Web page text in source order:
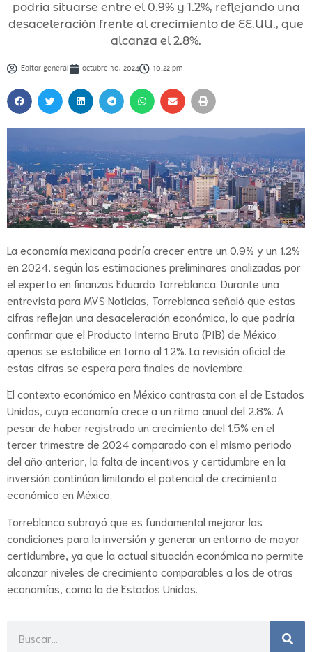
podría situarse entre el 0.9% y 1.2%, reflejando una
desaceleración frente al crecimiento de EE.UU., que
alcanza el 2.8%.
Editor general octubre 30, 2024 10:22 pm
La economía mexicana podría crecer entre un 0.9% y un 1.2%
en 2024, según las estimaciones preliminares analizadas por
el experto en finanzas Eduardo Torreblanca. Durante una
entrevista para MVS Noticias, Torreblanca señaló que estas
cifras reflejan una desaceleración económica, lo que podría
confirmar que el Producto Interno Bruto (PIB) de México
apenas se estabilice en torno al 1.2%. La revisión oficial de
estas cifras se espera para finales de noviembre.
El contexto económico en México contrasta con el de Estados
Unidos, cuya economía crece a un ritmo anual del 2.8%. A
pesar de haber registrado un crecimiento del 1.5% en el
tercer trimestre de 2024 comparado con el mismo periodo
del año anterior, la falta de incentivos y certidumbre en la
inversión continúan limitando el potencial de crecimiento
económico en México.
Torreblanca subrayó que es fundamental mejorar las
condiciones para la inversión y generar un entorno de mayor
certidumbre, ya que la actual situación económica no permite
alcanzar niveles de crecimiento comparables a los de otras
economías, como la de Estados Unidos.